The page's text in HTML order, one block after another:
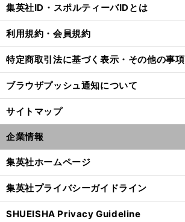
集英社ID・スポルティーバIDとは
利用規約・会員規約
特定商取引法に基づく表示・その他の事項
ブラウザプッシュ通知について
サイトマップ
企業情報
集英社ホームページ
集英社プライバシーガイドライン
SHUEISHA Privacy Guideline